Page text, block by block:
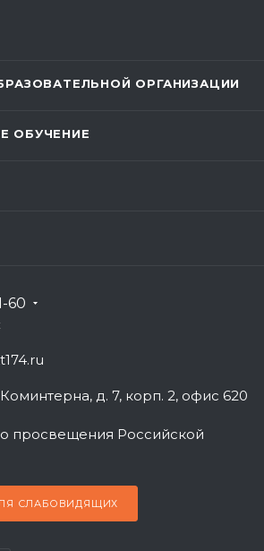
ОРГАНИЗАЦИИ
ОБУЧЕНИЕ
60
д. 7, корп. 2, офис 620
просвещения Российской
СЛАБОВИДЯЩИХ